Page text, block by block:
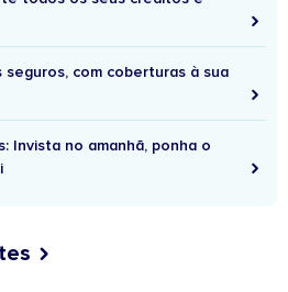
com coberturas à sua
Invista no amanhã, ponha o